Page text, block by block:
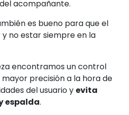
acompañante.
es bueno para que el
no estar siempre en la
encontramos un control
precisión a la hora de
del usuario y evita
espalda.